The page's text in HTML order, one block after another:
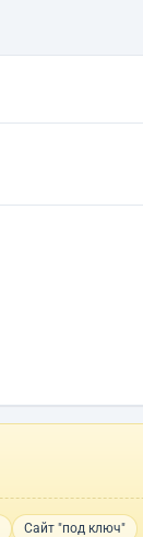
Сайт "под ключ"